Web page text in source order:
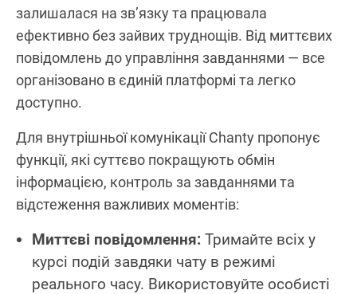
залишалася на зв’язку та працювала
ефективно без зайвих труднощів. Від миттєвих
повідомлень до управління завданнями — все
організовано в єдиній платформі та легко
доступно.
Для внутрішньої комунікації Chanty пропонує
функції, які суттєво покращують обмін
інформацією, контроль за завданнями та
відстеження важливих моментів:
Миттєві повідомлення: Тримайте всіх у
курсі подій завдяки чату в режимі
реального часу. Використовуйте особисті